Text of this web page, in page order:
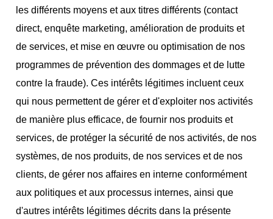
les différents moyens et aux titres différents (contact
direct, enquête marketing, amélioration de produits et
de services, et mise en œuvre ou optimisation de nos
programmes de prévention des dommages et de lutte
contre la fraude). Ces intérêts légitimes incluent ceux
qui nous permettent de gérer et d'exploiter nos activités
de manière plus efficace, de fournir nos produits et
services, de protéger la sécurité de nos activités, de nos
systèmes, de nos produits, de nos services et de nos
clients, de gérer nos affaires en interne conformément
aux politiques et aux processus internes, ainsi que
d'autres intérêts légitimes décrits dans la présente